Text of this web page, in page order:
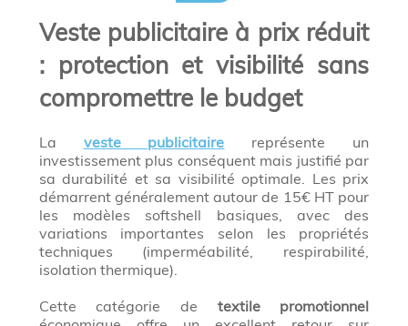
Veste publicitaire à prix réduit
: protection et visibilité sans
compromettre le budget
La veste publicitaire représente un
investissement plus conséquent mais justifié par
sa durabilité et sa visibilité optimale. Les prix
démarrent généralement autour de 15€ HT pour
les modèles softshell basiques, avec des
variations importantes selon les propriétés
techniques (imperméabilité, respirabilité,
isolation thermique).
Cette catégorie de textile promotionnel